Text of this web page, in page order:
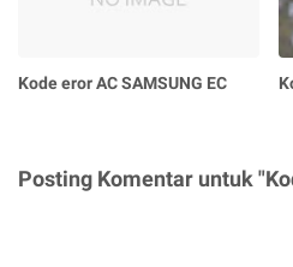
Kode eror AC SAMSUNG EC
Posting Komentar untuk